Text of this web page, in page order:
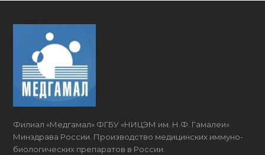
Филиал «Медгамал» ФГБУ «НИЦЭМ им. Н.Ф. Гамалеи»
Минздрава России. Производство медицинских имму­но­
биоло­гических препаратов в России.